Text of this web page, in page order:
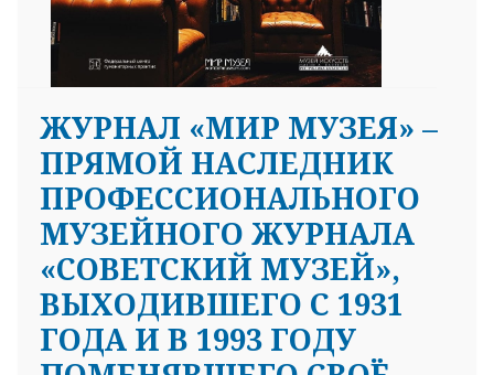
ЖУРНАЛ «МИР МУЗЕЯ» –
ПРЯМОЙ НАСЛЕДНИК
ПРОФЕССИОНАЛЬНОГО
МУЗЕЙНОГО ЖУРНАЛА
«СОВЕТСКИЙ МУЗЕЙ»,
ВЫХОДИВШЕГО С 1931
ГОДА И В 1993 ГОДУ